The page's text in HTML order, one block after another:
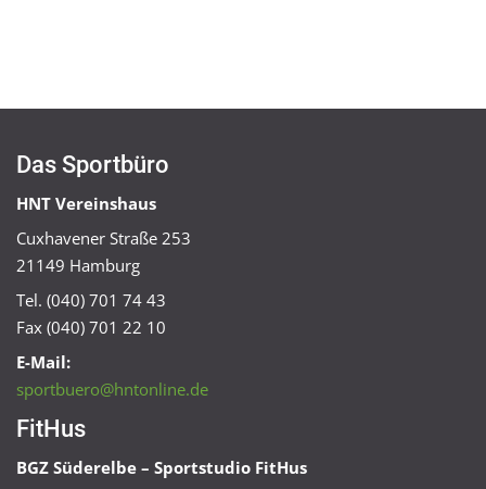
Das Sportbüro
HNT Vereinshaus
Cuxhavener Straße 253
21149 Hamburg
Tel. (040) 701 74 43
Fax (040) 701 22 10
E-Mail:
sportbuero@hntonline.de
FitHus
BGZ Süderelbe – Sportstudio FitHus